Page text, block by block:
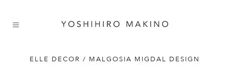
ELLE DECOR / MALGOSIA MIGDAL DESIGN